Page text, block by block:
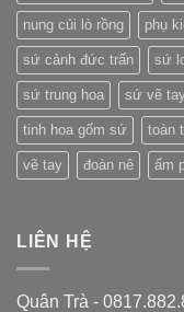
nung củi lò rồng phụ
sứ cảnh đức trấn sứ
sứ trung hoa sứ vẽ
tinh hoa gốm sứ toàn
vẽ tay đoàn nê ấm
LIÊN HỆ
Quân Trà -